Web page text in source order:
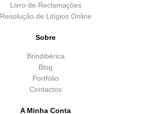
Livro de Reclamações
Resolução de Litígios Online
Sobre
Brindibérica
Blog
Portfólio
Contactos
A Minha Conta